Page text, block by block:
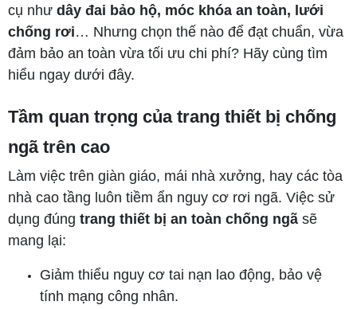
cụ như dây đai bảo hộ, móc khóa an toàn, lưới
chống rơi… Nhưng chọn thế nào để đạt chuẩn, vừa
đảm bảo an toàn vừa tối ưu chi phí? Hãy cùng tìm
hiểu ngay dưới đây.
Tầm quan trọng của trang thiết bị chống
ngã trên cao
Làm việc trên giàn giáo, mái nhà xưởng, hay các tòa
nhà cao tầng luôn tiềm ẩn nguy cơ rơi ngã. Việc sử
dụng đúng trang thiết bị an toàn chống ngã sẽ
mang lại:
Giảm thiểu nguy cơ tai nạn lao động, bảo vệ
tính mạng công nhân.